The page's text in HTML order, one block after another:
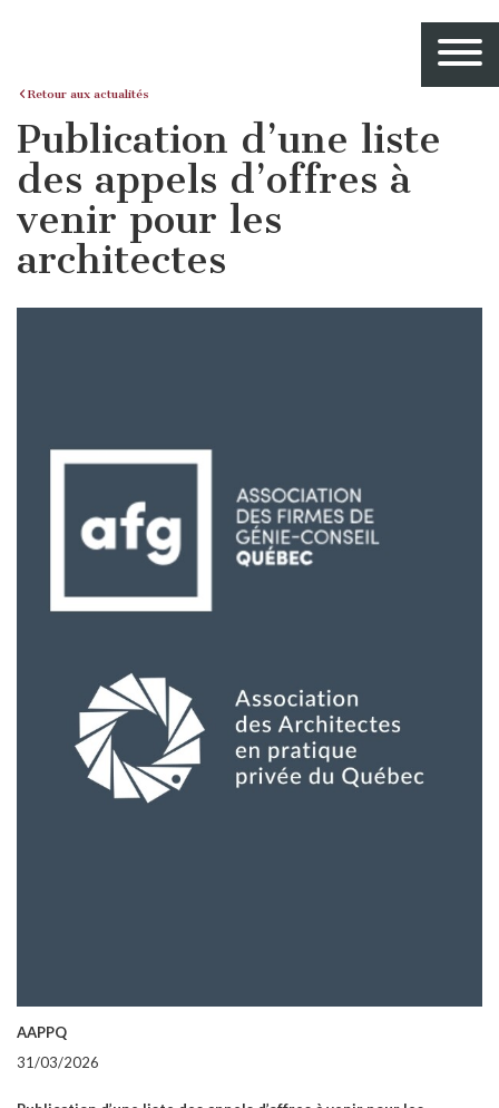
Retour aux actualités
Publication d’une liste
des appels d’offres à
venir pour les
architectes
AAPPQ
31/03/2026